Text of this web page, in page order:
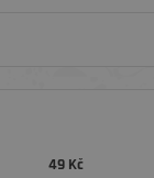
49 Kč